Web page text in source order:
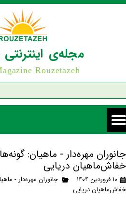
مجله‌ی اینترنتی
Rouzetazeh
جانوران مهره‌دار - ماهیان:
خفاش‌ماهیان دریایی
۱۰ فروردین ۱۴۰۴ جانوران مهره‌دار -
خفاش‌ماهیان دریایی